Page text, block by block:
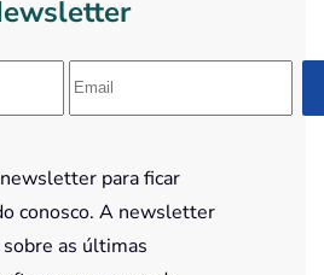
para ficar
conosco. A newsletter
as últimas